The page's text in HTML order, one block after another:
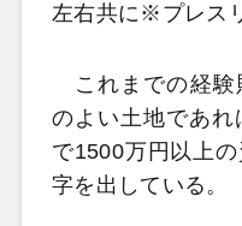
左右共に※プレス
これまでの経験
のよい土地であれ
で1500万円以上
字を出している。